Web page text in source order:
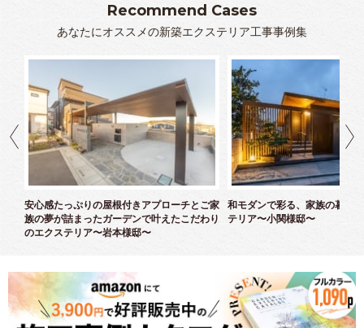
Recommend Cases
あなたにオススメの新築エクステリア工事事例集
安心感たっぷりの屋根付きアプローチとご家
族の夢が詰まったガーデンで叶えたこだわり
のエクステリア〜岩本様邸〜
和モダンで彩る、家族の暮ら
テリア〜小関様邸〜